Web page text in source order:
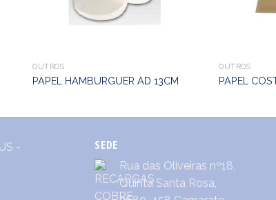
OUTROS
PAPEL HAMBURGUER AD 13CM
OUTROS
PAPEL
SEDE
Rua das Oliveiras nº18,
Quinta Santa Rosa,